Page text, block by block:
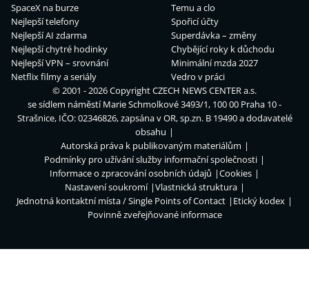
SpaceX na burze
Nejlepší telefony
Nejlepší AI zdarma
Nejlepší chytré hodinky
Nejlepší VPN – srovnání
Netflix filmy a seriály
Temu a clo
Spořicí účty
Superdávka – změny
Chybějící roky k důchodu
Minimální mzda 2027
Vedro v práci
© 2001 - 2026 CopyrightCZECH NEWS CENTER a.s.
se sídlem náměstí Marie Schmolkové 3493/1, 100 00 Praha 10 -
Strašnice, IČO: 02346826, zapsána v OR, sp.zn. B 19490 a dodavatelé
obsahu
Autorská práva k publikovaným materiálům
Podmínky pro užívání služby informační společnosti
Informace o zpracování osobních údajů
Cookies
Nastavení soukromí
Vlastnická struktura
Jednotná kontaktní místa / Single Points of Contact
Etický kodex
Povinně zveřejňované informace